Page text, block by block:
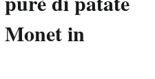
Consumismi
Storie/Ideein